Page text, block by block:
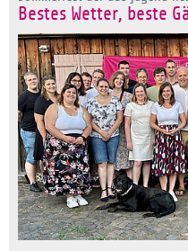
Bestes Wetter, beste